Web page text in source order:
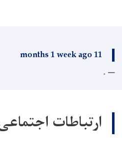
11 months 1 week ago
.
ارتباطات